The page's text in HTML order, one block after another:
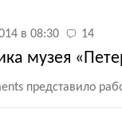
в 08:30 14
музея
представило